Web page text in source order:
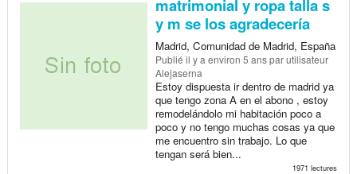
matrimonial y ropa talla s
y m se los agradecería
Madrid, Comunidad de Madrid, España
Publié il y a environ 5 anspar utilisateur
Alejaserna
Estoy dispuesta ir dentro de madrid ya
que tengo zona A en el abono , estoy
remodelándolo mi habitación poco a
poco y no tengo muchas cosas ya que
me encuentro sin trabajo. Lo que
tengan será bien...
1971 lectures